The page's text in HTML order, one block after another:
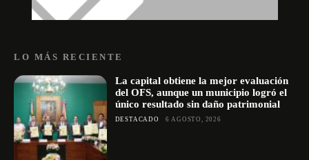
LO MÁS RECIENTE
La capital obtiene la mejor evaluación
del OFS, aunque un municipio logró el
único resultado sin daño patrimonial
DESTACADO 6 AGOSTO, 2026